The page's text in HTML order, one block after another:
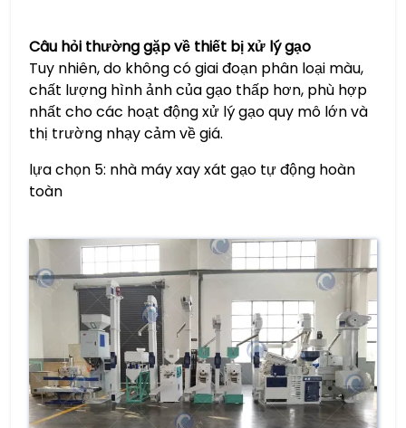
Câu hỏi thường gặp về thiết bị xử lý gạo
Tuy nhiên, do không có giai đoạn phân loại màu,
chất lượng hình ảnh của gạo thấp hơn, phù hợp
nhất cho các hoạt động xử lý gạo quy mô lớn và
thị trường nhạy cảm về giá.
lựa chọn 5: nhà máy xay xát gạo tự động hoàn
toàn